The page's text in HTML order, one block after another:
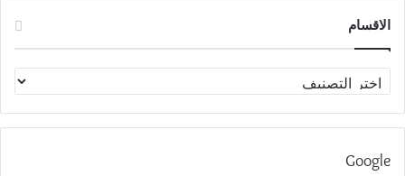
الاقسام
الاقسام
Google